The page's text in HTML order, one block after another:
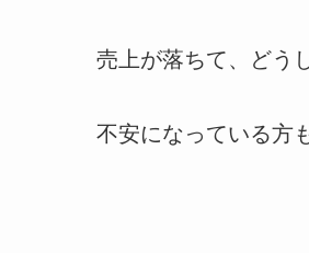
売上が落ちて、どう
不安になっている方